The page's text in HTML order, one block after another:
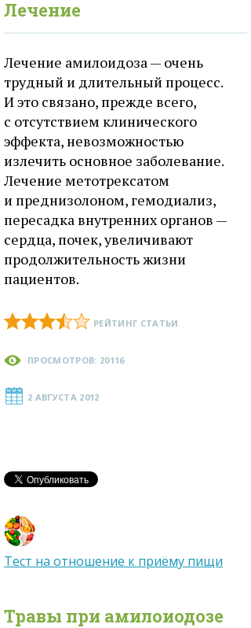
Лечение
Лечение амилоидоза — очень
трудный и длительный процесс.
И это связано, прежде всего,
с отсутствием клинического
эффекта, невозможностью
излечить основное заболевание.
Лечение метотрексатом
и преднизолоном, гемодиализ,
пересадка внутренних органов —
сердца, почек, увеличивают
продолжительность жизни
пациентов.
РЕЙТИНГ СТАТЬИ
ПРОСМОТРОВ: 20116
2 АВГУСТА 2012
Тест на отношение к приёму пищи
Травы при амилоиодозе